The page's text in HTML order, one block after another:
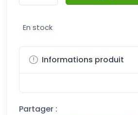
En stock
Informations produit
Partager :